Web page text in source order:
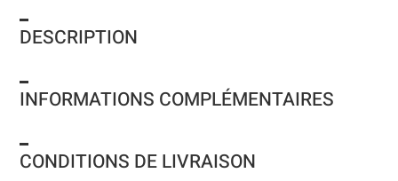
DESCRIPTION
INFORMATIONS COMPLÉMENTAIRES
CONDITIONS DE LIVRAISON